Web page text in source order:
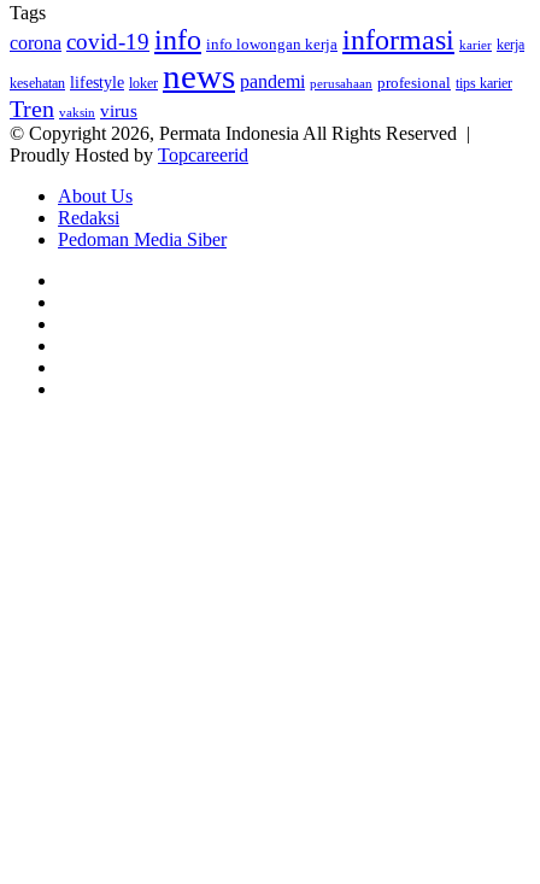
Tags
corona covid-19 info info lowongan kerja informasi karier kerja
kesehatan lifestyle loker news pandemi perusahaan profesional tips karier
Tren vaksin virus
© Copyright 2026, Permata Indonesia All Rights Reserved |
Proudly Hosted by Topcareerid
About Us
Redaksi
Pedoman Media Siber